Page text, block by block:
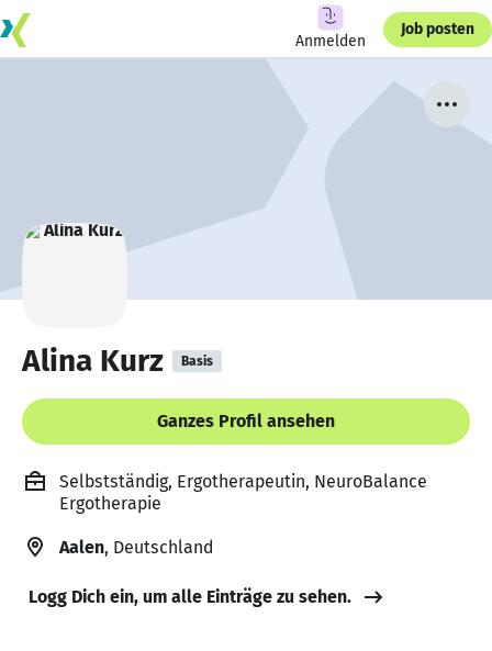
Anmelden
Job posten
Alina Kurz Basis
Ganzes Profil ansehen
Selbstständig, Ergotherapeutin, NeuroBalance
Ergotherapie
Aalen, Deutschland
Logg Dich ein, um alle Einträge zu sehen.